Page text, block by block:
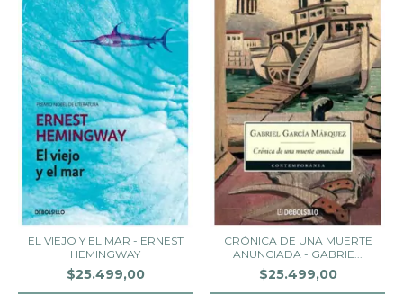
EL VIEJO Y EL MAR - ERNEST
HEMINGWAY
$25.499,00
CRÓNICA DE UNA MUERTE
ANUNCIADA - GABRIE...
$25.499,00